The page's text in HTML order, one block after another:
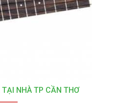
NHÀ TP CẦN THƠ